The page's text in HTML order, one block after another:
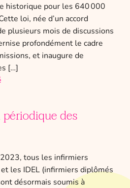
historique pour les 640 000
loi, née d’un accord
plusieurs mois de discussions
profondément le cadre
et inaugure de
[…]
des
tous les infirmiers
les IDEL (infirmiers diplômés
désormais soumis à